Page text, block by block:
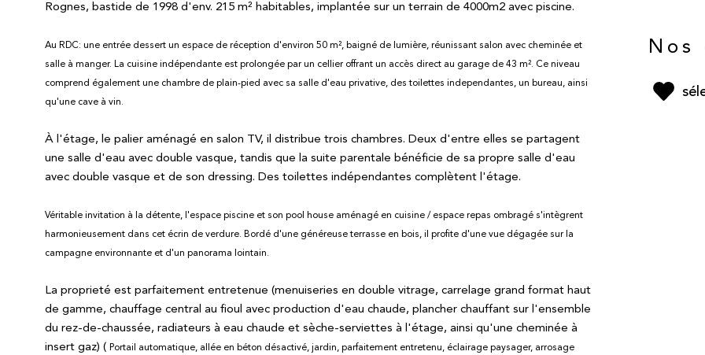
Rognes, bastide de 1998 d'env. 215 m² habitables, implantée sur un terrain de 4000m2 avec piscine.
Au RDC: une entrée dessert un espace de réception d'environ 50 m², baigné de lumière, réunissant salon avec cheminée et
salle à manger. La cuisine indépendante est prolongée par un cellier offrant un accès direct au garage de 43 m². Ce niveau
comprend également une chambre de plain-pied avec sa salle d'eau privative, des toilettes independantes, un bureau, ainsi
qu'une cave à vin.
À l'étage, le palier aménagé en salon TV, il distribue trois chambres. Deux d'entre elles se partagent
une salle d'eau avec double vasque, tandis que la suite parentale bénéficie de sa propre salle d'eau
avec double vasque et de son dressing. Des toilettes indépendantes complètent l'étage.
Véritable invitation à la détente, l'espace piscine et son pool house aménagé en cuisine / espace repas ombragé s'intègrent
harmonieusement dans cet écrin de verdure. Bordé d'une généreuse terrasse en bois, il profite d'une vue dégagée sur la
campagne environnante et d'un panorama lointain.
La proprieté est parfaitement entretenue (menuiseries en double vitrage, carrelage grand format haut
de gamme, chauffage central au fioul avec production d'eau chaude, plancher chauffant sur l'ensemble
du rez-de-chaussée, radiateurs à eau chaude et sèche-serviettes à l'étage, ainsi qu'une cheminée à
insert gaz) ( Portail automatique, allée en béton désactivé, jardin, parfaitement entretenu, éclairage paysager, arrosage
Nos